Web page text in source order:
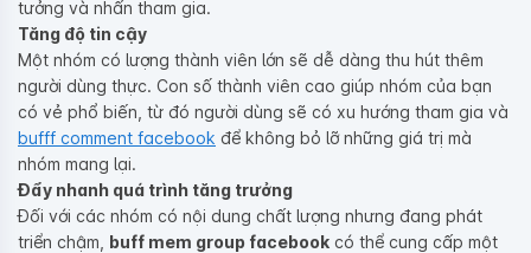
tưởng và nhấn tham gia.
Tăng độ tin cậy
Một nhóm có lượng thành viên lớn sẽ dễ dàng thu hút thêm
người dùng thực. Con số thành viên cao giúp nhóm của bạn
có vẻ phổ biến, từ đó người dùng sẽ có xu hướng tham gia và
bufff comment facebook để không bỏ lỡ những giá trị mà
nhóm mang lại.
Đẩy nhanh quá trình tăng trưởng
Đối với các nhóm có nội dung chất lượng nhưng đang phát
triển chậm, buff mem group facebook có thể cung cấp một